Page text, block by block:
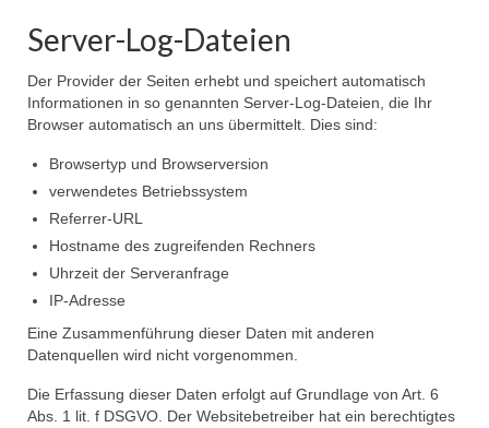
Server-Log-Dateien
Der Provider der Seiten erhebt und speichert automatisch
Informationen in so genannten Server-Log-Dateien, die Ihr
Browser automatisch an uns übermittelt. Dies sind:
Browsertyp und Browserversion
verwendetes Betriebssystem
Referrer-URL
Hostname des zugreifenden Rechners
Uhrzeit der Serveranfrage
IP-Adresse
Eine Zusammenführung dieser Daten mit anderen
Datenquellen wird nicht vorgenommen.
Die Erfassung dieser Daten erfolgt auf Grundlage von Art. 6
Abs. 1 lit. f DSGVO. Der Websitebetreiber hat ein berechtigtes